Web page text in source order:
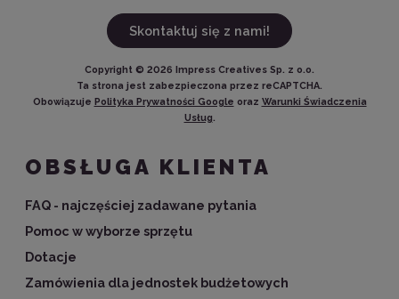
Skontaktuj się z nami!
Copyright © 2026 Impress Creatives Sp. z o.o.
Ta strona jest zabezpieczona przez reCAPTCHA.
Obowiązuje Polityka Prywatności Google oraz Warunki Świadczenia
Usług.
OBSŁUGA KLIENTA
FAQ - najczęściej zadawane pytania
Pomoc w wyborze sprzętu
Dotacje
Zamówienia dla jednostek budżetowych